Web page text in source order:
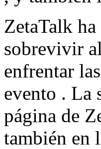
ZetaTalk ha
sobrevivir
enfrentar
evento . La
página de
también en